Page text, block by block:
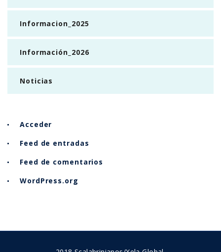
Informacion_2025
Información_2026
Noticias
Acceder
Feed de entradas
Feed de comentarios
WordPress.org